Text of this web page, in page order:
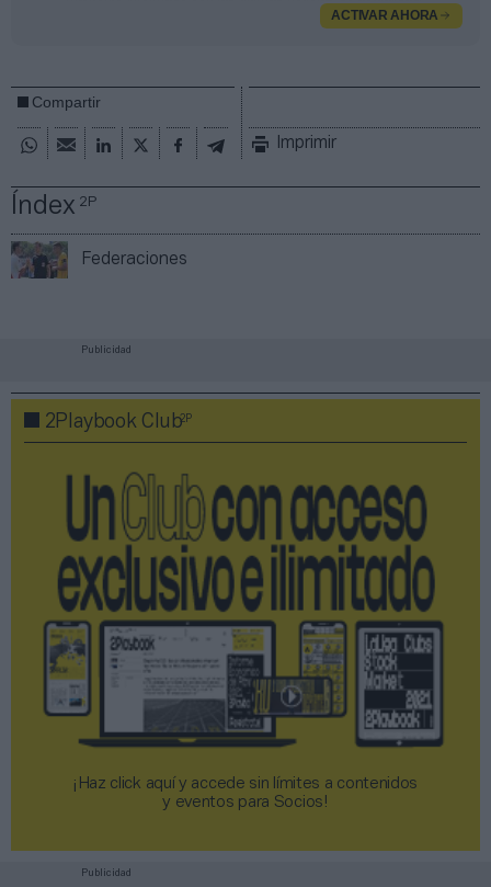
Índex2P
Federaciones
ACTIVAR AHORA
Compartir
Imprimir
Publicidad
2Playbook Club2P
¡Haz click aquí y accede sin límites a contenidos
y eventos para Socios!​​​​​​​
Publicidad